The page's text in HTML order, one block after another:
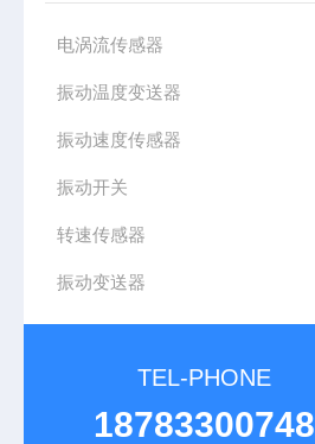
电涡流传感器
振动温度变送器
振动速度传感器
振动开关
转速传感器
振动变送器
TEL-PHONE
18783300748